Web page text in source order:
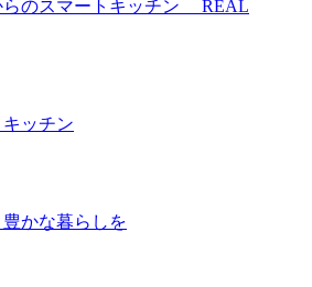
らのスマートキッチン REAL
ッチン
かな暮らしを